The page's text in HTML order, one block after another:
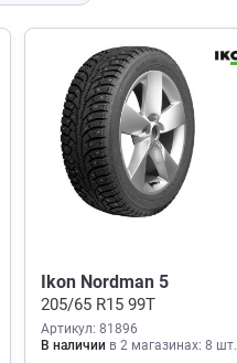
Ikon Nordman 5
205/65 R15 99T
Артикул: 81896
В наличии в 2 магазинах: 8 шт.